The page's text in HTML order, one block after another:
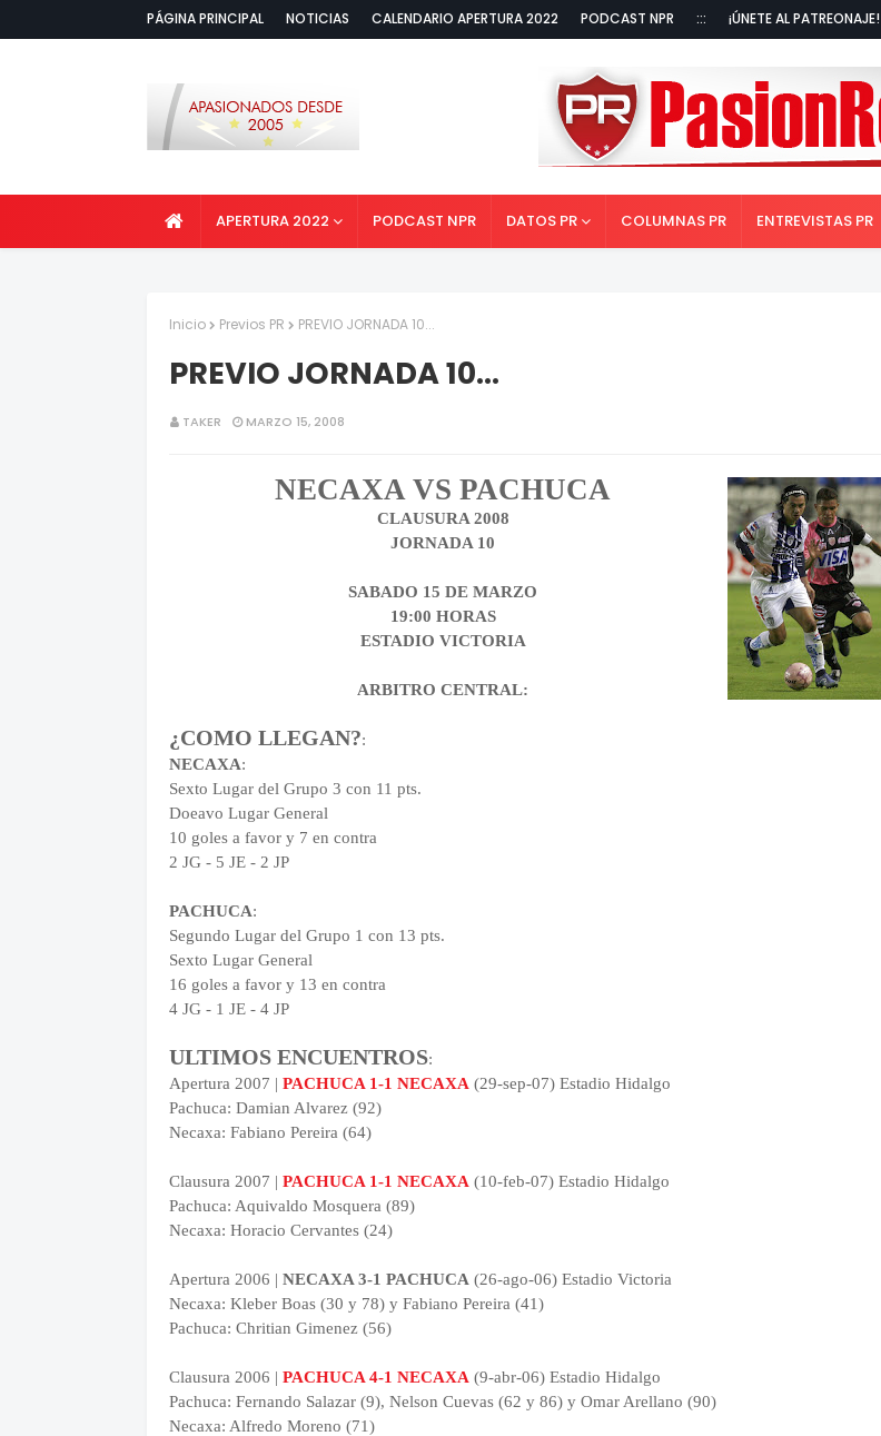
PÁGINA PRINCIPAL NOTICIAS CALENDARIO APERTURA 2022 PODCAST NPR ::: ¡ÚNETE AL PATREONAJE!
APERTURA 2022 PODCAST NPR DATOS PR COLUMNAS PR ENTREVISTAS PR
Inicio Previos PR PREVIO JORNADA 10...
PREVIO JORNADA 10...
TAKER MARZO 15, 2008
NECAXA VS PACHUCA
CLAUSURA 2008
JORNADA 10
SABADO 15 DE MARZO
19:00 HORAS
ESTADIO VICTORIA
ARBITRO CENTRAL:
¿COMO LLEGAN?:
NECAXA:
Sexto Lugar del Grupo 3 con 11 pts.
Doeavo Lugar General
10 goles a favor y 7 en contra
2 JG - 5 JE - 2 JP
PACHUCA:
Segundo Lugar del Grupo 1 con 13 pts.
Sexto Lugar General
16 goles a favor y 13 en contra
4 JG - 1 JE - 4 JP
ULTIMOS ENCUENTROS:
Apertura 2007 | PACHUCA 1-1 NECAXA (29-sep-07) Estadio Hidalgo
Pachuca: Damian Alvarez (92)
Necaxa: Fabiano Pereira (64)
Clausura 2007 | PACHUCA 1-1 NECAXA (10-feb-07) Estadio Hidalgo
Pachuca: Aquivaldo Mosquera (89)
Necaxa: Horacio Cervantes (24)
Apertura 2006 | NECAXA 3-1 PACHUCA (26-ago-06) Estadio Victoria
Necaxa: Kleber Boas (30 y 78) y Fabiano Pereira (41)
Pachuca: Chritian Gimenez (56)
Clausura 2006 | PACHUCA 4-1 NECAXA (9-abr-06) Estadio Hidalgo
Pachuca: Fernando Salazar (9), Nelson Cuevas (62 y 86) y Omar Arellano (90)
Necaxa: Alfredo Moreno (71)